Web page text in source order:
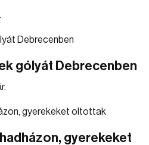
gólyát Debrecenben
gyerekeket